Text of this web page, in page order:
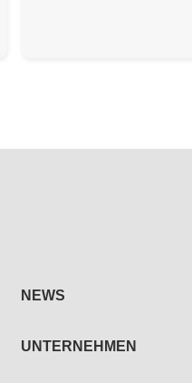
NEWS
UNTERNEHMEN